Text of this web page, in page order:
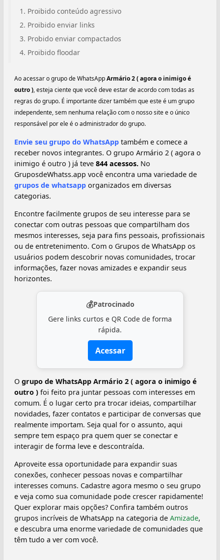
Proibido conteúdo agressivo
Proibido enviar links
Probido enviar compactados
Proibido floodar
Ao acessar o grupo de WhatsAppArmário 2 ( agora o inimigo é
outro ), esteja ciente que você deve estar de acordo com todas as
regras do grupo. É importante dizer também que este é um grupo
independente, sem nenhuma relação com o nosso site e o único
responsável por ele é o administrador do grupo.
Envie seu grupo do WhatsApp também e comece a
receber novos integrantes. O grupo Armário 2 ( agora o
inimigo é outro ) já teve 844 acessos. No
GruposdeWhatss.app você encontra uma variedade de
grupos de whatsapp organizados em diversas
categorias.
Encontre facilmente grupos de seu interesse para se
conectar com outras pessoas que compartilham dos
mesmos interesses, seja para fins pessoais, profissionais
ou de entretenimento. Com o Grupos de WhatsApp os
usuários podem descobrir novas comunidades, trocar
informações, fazer novas amizades e expandir seus
horizontes.
💰Patrocinado
Gere links curtos e QR Code de forma
rápida.
Acessar
O grupo de WhatsApp Armário 2 ( agora o inimigo é
outro ) foi feito pra juntar pessoas com interesses em
comum. É o lugar certo pra trocar ideias, compartilhar
novidades, fazer contatos e participar de conversas que
realmente importam. Seja qual for o assunto, aqui
sempre tem espaço pra quem quer se conectar e
interagir de forma leve e descontraída.
Aproveite essa oportunidade para expandir suas
conexões, conhecer pessoas novas e compartilhar
interesses comuns. Cadastre agora mesmo o seu grupo
e veja como sua comunidade pode crescer rapidamente!
Quer explorar mais opções? Confira também outros
grupos incríveis de WhatsApp na categoria de Amizade,
e descubra uma enorme variedade de comunidades que
têm tudo a ver com você.